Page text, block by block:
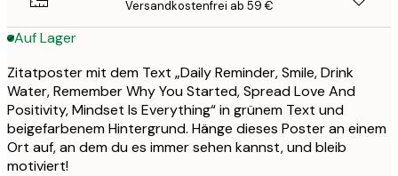
Versandkostenfrei ab 59 €
Auf Lager
Zitatposter mit dem Text „Daily Reminder, Smile, Drink
Water, Remember Why You Started, Spread Love And
Positivity, Mindset Is Everything“ in grünem Text und
beigefarbenem Hintergrund. Hänge dieses Poster an einem
Ort auf, an dem du es immer sehen kannst, und bleib
motiviert!